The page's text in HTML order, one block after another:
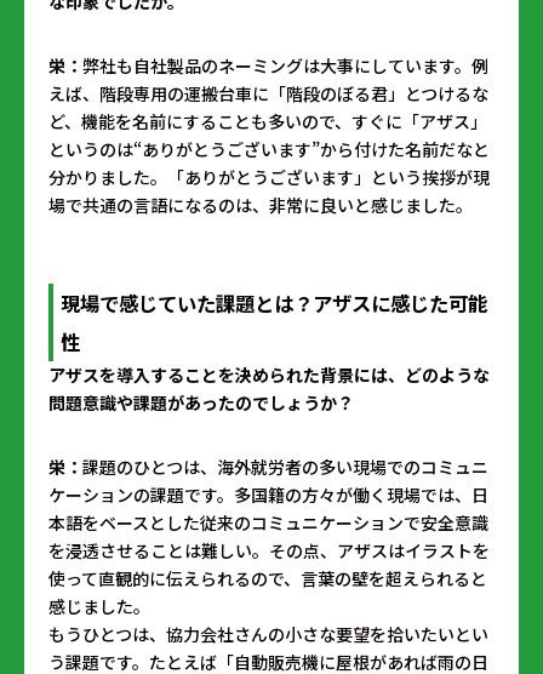
栄： 弊社も自社製品のネーミングは大事にしています。例
えば、階段専用の運搬台車に「階段のぼる君」とつけるな
ど、機能を名前にすることも多いので、すぐに「アザス」
というのは“ありがとうございます”から付けた名前だなと
分かりました。「ありがとうございます」という挨拶が現
場で共通の言語になるのは、非常に良いと感じました。
現場で感じていた課題とは？アザスに感じた可能
性
――アザスを導入することを決められた背景には、どのような
問題意識や課題があったのでしょうか？
栄： 課題のひとつは、海外就労者の多い現場でのコミュニ
ケーションの課題です。多国籍の方々が働く現場では、日
本語をベースとした従来のコミュニケーションで安全意識
を浸透させることは難しい。その点、アザスはイラストを
使って直観的に伝えられるので、言葉の壁を超えられると
感じました。
もうひとつは、協力会社さんの小さな要望を拾いたいとい
う課題です。たとえば「自動販売機に屋根があれば雨の日